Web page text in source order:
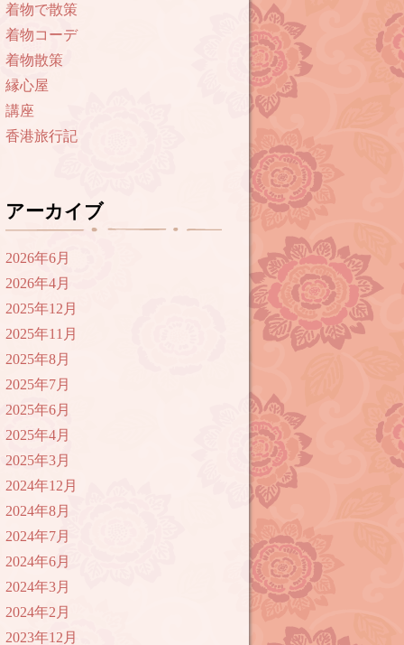
着物で散策
着物コーデ
着物散策
縁心屋
講座
香港旅行記
アーカイブ
2026年6月
2026年4月
2025年12月
2025年11月
2025年8月
2025年7月
2025年6月
2025年4月
2025年3月
2024年12月
2024年8月
2024年7月
2024年6月
2024年3月
2024年2月
2023年12月